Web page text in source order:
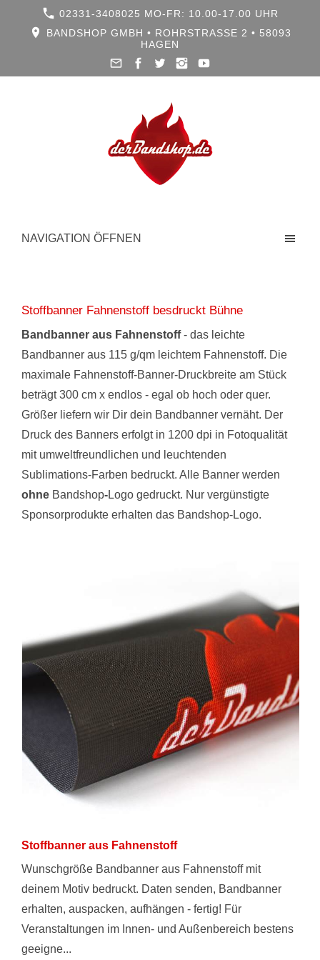
02331-3408025 MO-FR: 10.00-17.00 UHR
BANDSHOP GMBH • ROHRSTRASSE 2 • 58093 H
AGEN
NAVIGATION ÖFFNEN
Stoffbanner Fahnenstoff besdruckt Bühne
Bandbanner aus Fahnenstoff- das leichte
Bandbanner aus 115 g/qm leichtem Fahnenstoff. Die
maximale Fahnenstoff-Banner-Druckbreite am Stück
beträgt 300 cm x endlos - egal ob hoch oder quer.
Größer liefern wir Dir dein Bandbanner vernäht. Der
Druck des Banners erfolgt in 1200 dpi in Fotoqualität
mit umweltfreundlichen und leuchtenden
Sublimations-Farben bedruckt. Alle Banner werden
ohne Bandshop-Logo gedruckt. Nur vergünstigte
Sponsorprodukte erhalten das Bandshop-Logo.
Stoffbanner aus Fahnenstoff
Wunschgröße Bandbanner aus Fahnenstoff mit
deinem Motiv bedruckt. Daten senden, Bandbanner
erhalten, auspacken, aufhängen - fertig! Für
Veranstaltungen im Innen- und Außenbereich bestens
geeigne...